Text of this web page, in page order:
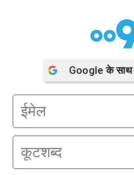
Google के साथ